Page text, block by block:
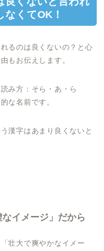
くてOK！
るのは良くないの？と心
もお伝えします。
み方：そら・あ・ら
な名前です。
漢字はあまり良くないと
イメージ」だから
壮大で爽やかなイメー